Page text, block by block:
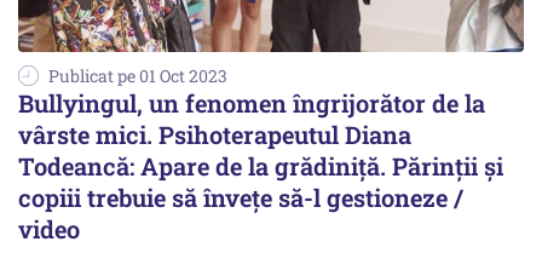
Publicat pe 01 Oct 2023
Bullyingul, un fenomen îngrijorător de la
vârste mici. Psihoterapeutul Diana
Todeancă: Apare de la grădiniță. Părinții și
copiii trebuie să învețe să-l gestioneze /
video